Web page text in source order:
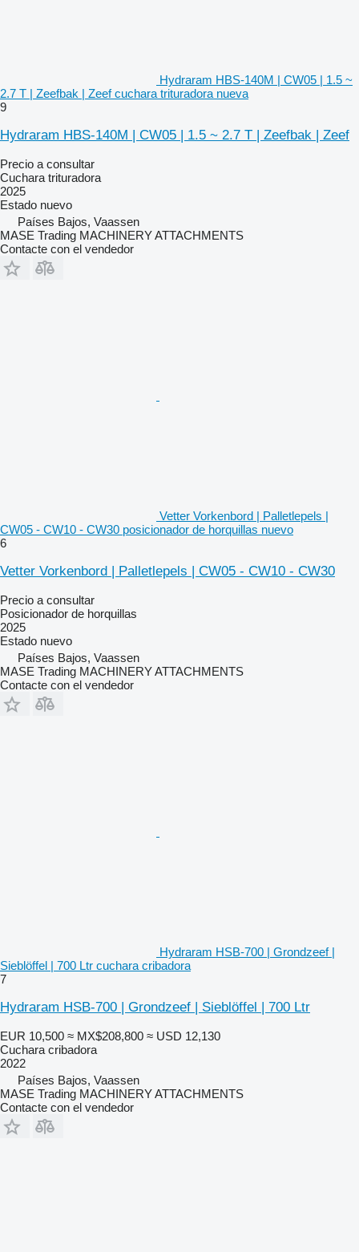
Hydraram HBS-140M | CW05 | 1.5 ~
2.7 T | Zeefbak | Zeef cuchara trituradora nueva
9
Hydraram HBS-140M | CW05 | 1.5 ~ 2.7 T | Zeefbak | Zeef
Precio a consultar
Cuchara trituradora
2025
Estado nuevo
Países Bajos, Vaassen
MASE Trading MACHINERY ATTACHMENTS
Contacte con el vendedor
Vetter Vorkenbord | Palletlepels |
CW05 - CW10 - CW30 posicionador de horquillas nuevo
6
Vetter Vorkenbord | Palletlepels | CW05 - CW10 - CW30
Precio a consultar
Posicionador de horquillas
2025
Estado nuevo
Países Bajos, Vaassen
MASE Trading MACHINERY ATTACHMENTS
Contacte con el vendedor
Hydraram HSB-700 | Grondzeef |
Sieblöffel | 700 Ltr cuchara cribadora
7
Hydraram HSB-700 | Grondzeef | Sieblöffel | 700 Ltr
EUR 10,500 ≈ MX$208,800 ≈ USD 12,130
Cuchara cribadora
2022
Países Bajos, Vaassen
MASE Trading MACHINERY ATTACHMENTS
Contacte con el vendedor